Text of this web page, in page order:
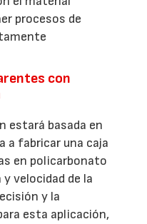
procesos de
con
estará basada en
a fabricar una caja
en policarbonato
y velocidad de la
y la
esta aplicación,